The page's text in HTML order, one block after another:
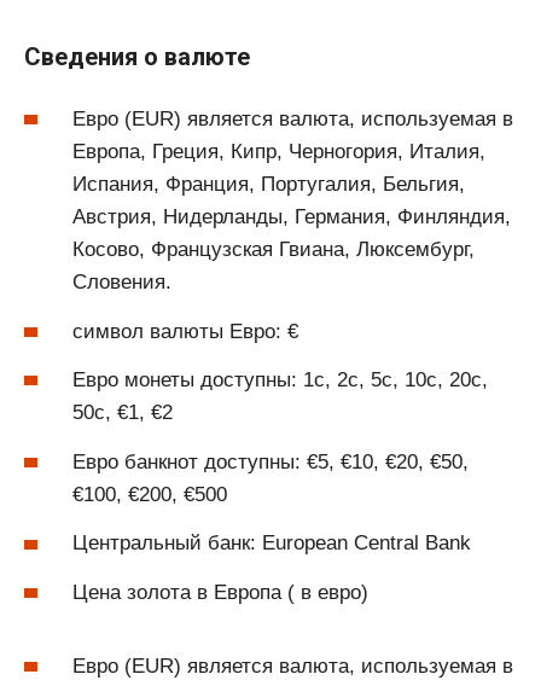
Сведения о валюте
Евро (EUR) является валюта, используемая в
Европа, Греция, Кипр, Черногория, Италия,
Испания, Франция, Португалия, Бельгия,
Австрия, Нидерланды, Германия, Финляндия,
Косово, Французская Гвиана, Люксембург,
Словения.
символ валюты Евро: €
Евро монеты доступны: 1c, 2c, 5c, 10c, 20c,
50c, €1, €2
Евро банкнот доступны: €5, €10, €20, €50,
€100, €200, €500
Центральный банк: European Central Bank
Цена золота в Европа ( в евро)
Евро (EUR) является валюта, используемая в